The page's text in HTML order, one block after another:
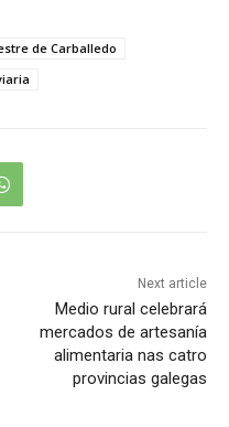
de Carballedo
Next article
Medio rural celebrará
mercados de artesanía
alimentaria nas catro
provincias galegas